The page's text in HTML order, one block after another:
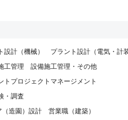
設計（機械）
プラント設計（電気・計装
工管理
設備施工管理・その他
トプロジェクトマネージメント
・調査
造園）設計
営業職（建築）